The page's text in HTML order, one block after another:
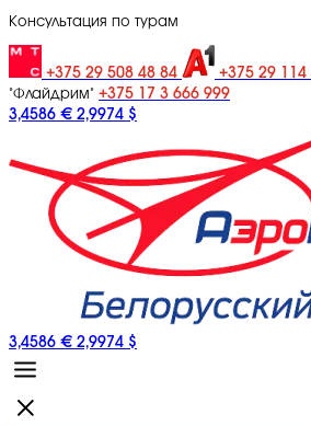
Консультация по турам
+375 29 508 48 84 +375 29 114
"Флайдрим" +375 17 3 666 999
3,4586 € 2,9974 $
3,4586 € 2,9974 $